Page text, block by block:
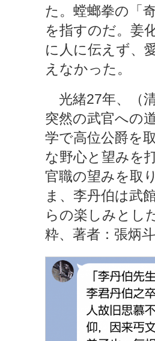
た。螳螂拳の「
を指すのだ。姜
に人に伝えず、
えなかった。
光緒27年、（
突然の武官への
学で高位公爵を
な野心と望みを
官職の望みを取
ま、李丹伯は武
らの楽しみとし
粋、著者：張炳